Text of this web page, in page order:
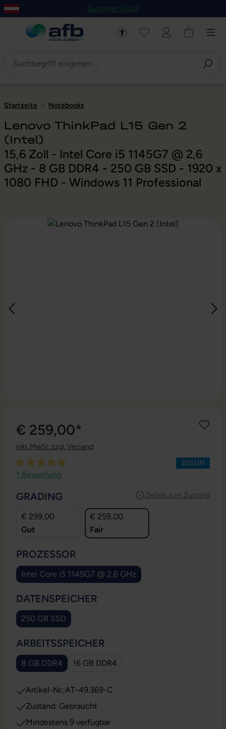
Hauptinhalt springen
Zur Navigation der B2B-Plattform springen
Summer SALE
Startseite - Notebooks
Lenovo ThinkPad L15 Gen 2
(Intel)
15,6 Zoll - Intel Core i5 1145G7 @ 2,6
GHz - 8 GB DDR4 - 250 GB SSD - 1920 x
1080 FHD - Windows 11 Professional
Bildergalerie überspringen
€ 259,00*
inkl. MwSt. zzgl. Versand
Durchschnittliche Bewertung von 5 von 5 Sternen
1 Bewertung
20SUN
Details zum Zustand
GRADING
€ 299,00
Gut
€ 259,00
Fair
PROZESSOR
Intel Core i5 1145G7 @ 2,6 GHz
DATENSPEICHER
250 GB SSD
ARBEITSSPEICHER
8 GB DDR4 16 GB DDR4
Artikel-Nr.:AT-49.369-C
Zustand: Gebraucht
Mindestens 9 verfügbar